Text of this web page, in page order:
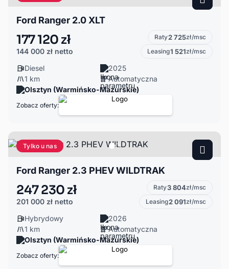
Ford Ranger 2.0 XLT
177 120 zł
144 000 zł netto
Raty2 725zł/msc
Leasing1 521zł/msc
Diesel
2025
1 km
Automatyczna
Olsztyn (Warmińsko-Mazurskie)
Zobacz oferty:
Tylko u nas
Ford Ranger 2.3 PHEV WILDTRAK
247 230 zł
201 000 zł netto
Raty3 804zł/msc
Leasing2 091zł/msc
Hybrydowy
2026
1 km
Automatyczna
Olsztyn (Warmińsko-Mazurskie)
Zobacz oferty: